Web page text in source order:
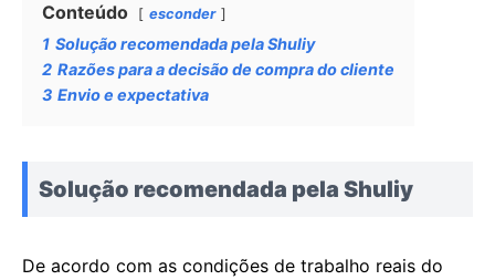
Conteúdo esconder
1 Solução recomendada pela Shuliy
2 Razões para a decisão de compra do cliente
3 Envio e expectativa
Solução recomendada pela Shuliy
De acordo com as condições de trabalho reais do